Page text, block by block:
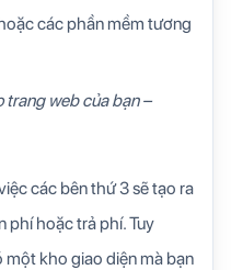
các phần mềm tương
trang web của bạn –
các bên thứ 3 sẽ tạo ra
phí hoặc trả phí. Tuy
một kho giao diện mà bạn